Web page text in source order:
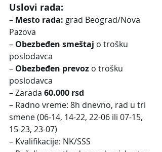
Uslovi rada:
– Mesto rada: grad Beograd/Nova
Pazova
– Obezbeđen smeštaj o trošku
poslodavca
– Obezbeđen prevoz o trošku
poslodavca
– Zarada 60.000 rsd
– Radno vreme: 8h dnevno, rad u tri
smene (06-14, 14-22, 22-06 ili 07-15,
15-23, 23-07)
– Kvalifikacije: NK/SSS